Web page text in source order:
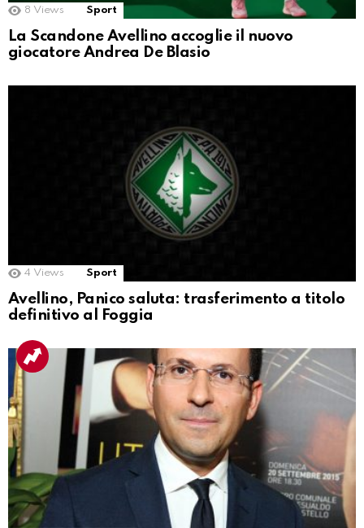
8 Views Sport
La Scandone Avellino accoglie il nuovo
giocatore Andrea De Blasio
4 Views Sport
Avellino, Panico saluta: trasferimento a titolo
definitivo al Foggia